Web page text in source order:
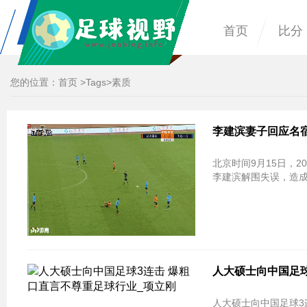
首页 比分
您的位置： 首页 >Tags>素质
李建滨妻子回应名
北京时间9月15日，
李建滨解围失误，造
人大硕士向中国足
人大硕士向中国足球